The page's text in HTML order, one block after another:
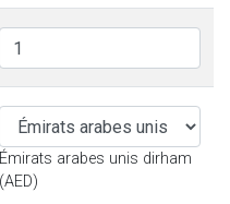
Émirats arabes unis dirham
(AED)